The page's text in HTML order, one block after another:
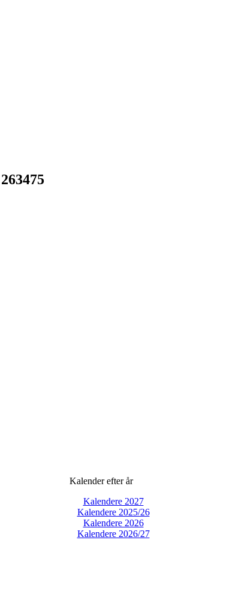
Kalender efter år
Kalendere 2027
Kalendere 2025/26
Kalendere 2026
Kalendere 2026/27